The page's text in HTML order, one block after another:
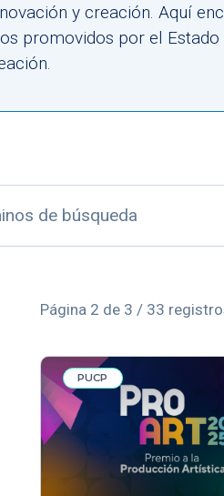
y creación. Aquí
promovidos por el
Página 2 de 3 / 33
PUCP